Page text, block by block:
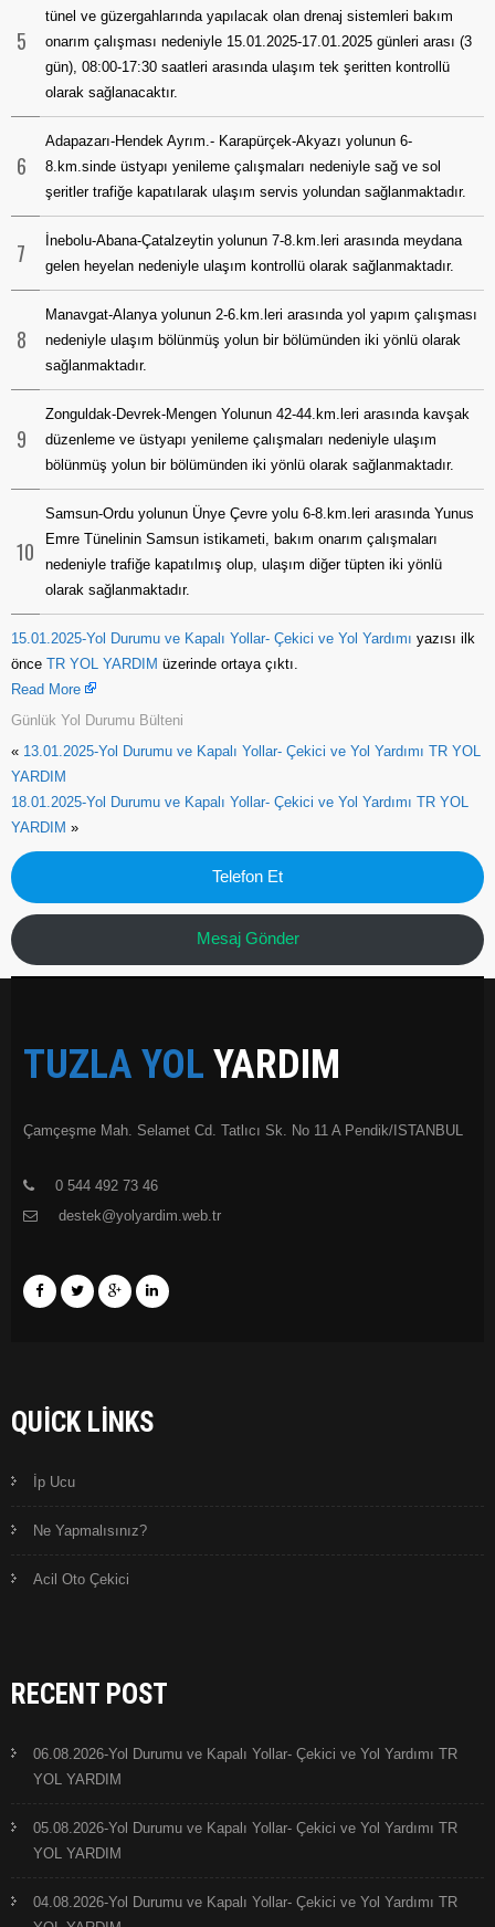
5
tünel ve güzergahlarında yapılacak olan drenaj sistemleri bakım
onarım çalışması nedeniyle 15.01.2025-17.01.2025 günleri arası (3
gün), 08:00-17:30 saatleri arasında ulaşım tek şeritten kontrollü
olarak sağlanacaktır.
6
Adapazarı-Hendek Ayrım.- Karapürçek-Akyazı yolunun 6-
8.km.sinde üstyapı yenileme çalışmaları nedeniyle sağ ve sol
şeritler trafiğe kapatılarak ulaşım servis yolundan sağlanmaktadır.
7
İnebolu-Abana-Çatalzeytin yolunun 7-8.km.leri arasında meydana
gelen heyelan nedeniyle ulaşım kontrollü olarak sağlanmaktadır.
8
Manavgat-Alanya yolunun 2-6.km.leri arasında yol yapım çalışması
nedeniyle ulaşım bölünmüş yolun bir bölümünden iki yönlü olarak
sağlanmaktadır.
9
Zonguldak-Devrek-Mengen Yolunun 42-44.km.leri arasında kavşak
düzenleme ve üstyapı yenileme çalışmaları nedeniyle ulaşım
bölünmüş yolun bir bölümünden iki yönlü olarak sağlanmaktadır.
10
Samsun-Ordu yolunun Ünye Çevre yolu 6-8.km.leri arasında Yunus
Emre Tünelinin Samsun istikameti, bakım onarım çalışmaları
nedeniyle trafiğe kapatılmış olup, ulaşım diğer tüpten iki yönlü
olarak sağlanmaktadır.
15.01.2025-Yol Durumu ve Kapalı Yollar- Çekici ve Yol Yardımı yazısı ilk
önce TR YOL YARDIM üzerinde ortaya çıktı.
Read More
Günlük Yol Durumu Bülteni
« 13.01.2025-Yol Durumu ve Kapalı Yollar- Çekici ve Yol Yardımı TR YOL
YARDIM
18.01.2025-Yol Durumu ve Kapalı Yollar- Çekici ve Yol Yardımı TR YOL
YARDIM »
Telefon Et
Mesaj Gönder
TUZLA YOL YARDIM
Çamçeşme Mah. Selamet Cd. Tatlıcı Sk. No 11 A Pendik/ISTANBUL
0 544 492 73 46
destek@yolyardim.web.tr
QUICK LINKS
İp Ucu
Ne Yapmalısınız?
Acil Oto Çekici
RECENT POST
06.08.2026-Yol Durumu ve Kapalı Yollar- Çekici ve Yol Yardımı TR
YOL YARDIM
05.08.2026-Yol Durumu ve Kapalı Yollar- Çekici ve Yol Yardımı TR
YOL YARDIM
04.08.2026-Yol Durumu ve Kapalı Yollar- Çekici ve Yol Yardımı TR